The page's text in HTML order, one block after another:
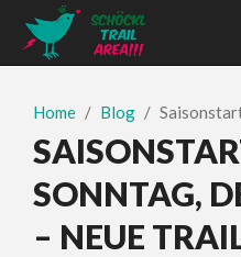
Home Blog
SONNTAG,
– NEUE